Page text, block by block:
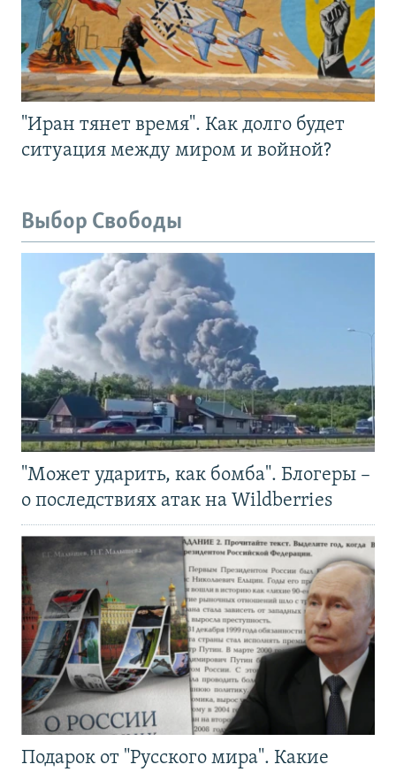
"Иран тянет время". Как долго будет
ситуация между миром и войной?
Выбор Свободы
"Может ударить, как бомба". Блогеры –
о последствиях атак на Wildberries
Подарок от "Русского мира". Какие